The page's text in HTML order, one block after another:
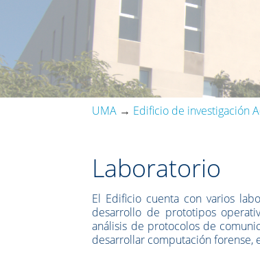
UMA → Edificio de investigación
Laboratorio
El Edificio cuenta con varios
desarrollo de prototipos
análisis de protocolos de
desarrollar computación forense,